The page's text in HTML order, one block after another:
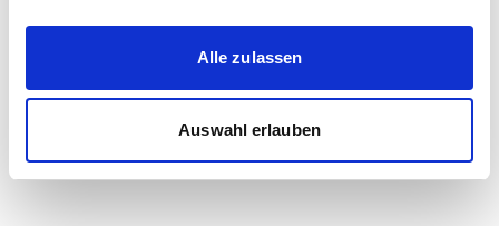
Alle zulassen
Auswahl erlauben